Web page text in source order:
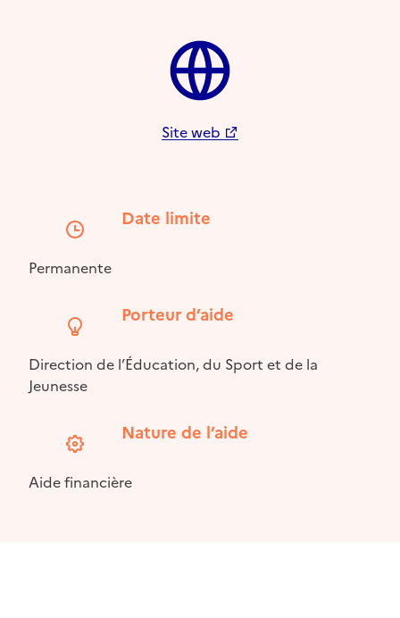
Site web
Date limite
Permanente
Porteur d’aide
Direction de l’Éducation, du Sport et de la
Jeunesse
Nature de l’aide
Aide financière